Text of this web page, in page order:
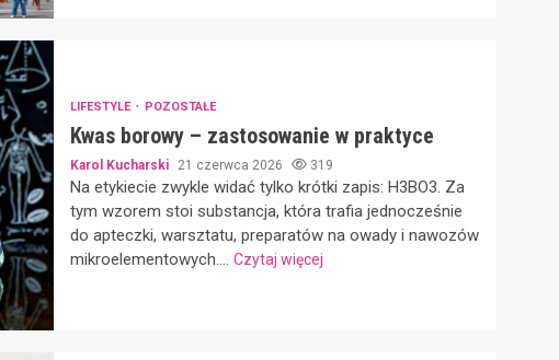
LIFESTYLE POZOSTAŁE
Kwas borowy – zastosowanie w praktyce
Karol Kucharski 21 czerwca 2026 319
Na etykiecie zwykle widać tylko krótki zapis: H3BO3. Za
tym wzorem stoi substancja, która trafia jednocześnie
do apteczki, warsztatu, preparatów na owady i nawozów
mikroelementowych.... Czytaj więcej